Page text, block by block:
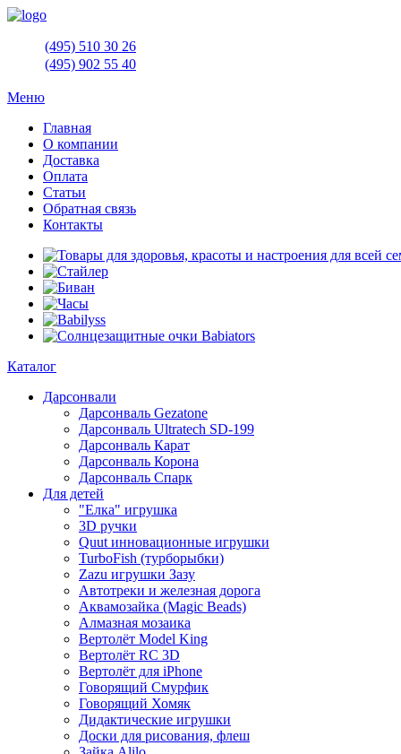
(495) 510 30 26
(495) 902 55 40
Меню
Главная
О компании
Доставка
Оплата
Статьи
Обратная связь
Контакты
Каталог
Дарсонвали
Дарсонваль Gezatone
Дарсонваль Ultratech SD-199
Дарсонваль Карат
Дарсонваль Корона
Дарсонваль Спарк
Для детей
"Елка" игрушка
3D ручки
Quut инновационные игрушки
TurboFish (турборыбки)
Zazu игрушки Зазу
Автотреки и железная дорога
Аквамозайка (Magic Beads)
Алмазная мозаика
Вертолёт Model King
Вертолёт RC 3D
Вертолёт для iPhone
Говорящий Смурфик
Говорящий Хомяк
Дидактические игрушки
Доски для рисования, флеш